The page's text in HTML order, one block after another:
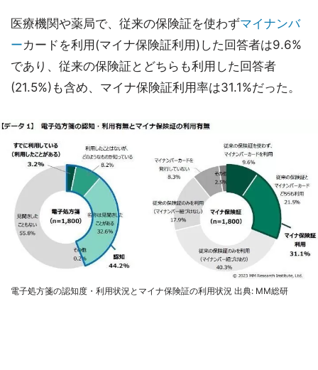
医療機関や薬局で、従来の保険証を使わずマイナンバ
ーカードを利用(マイナ保険証利用)した回答者は9.6%
であり、従来の保険証とどちらも利用した回答者
(21.5%)も含め、マイナ保険証利用率は31.1%だった。
電子処方箋の認知度・利用状況とマイナ保険証の利用状況 出典: MM総研